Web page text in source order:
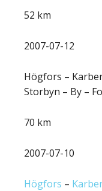
52 km
2007-07-12
Högfors –
Storbyn – By –
70 km
2007-07-10
Högfors –